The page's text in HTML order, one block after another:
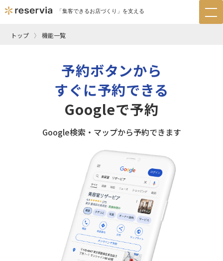
「集客できるお店づくり」を支える
トップ 機能一覧
予約ボタンから
すぐに予約できる
Googleで予約
Google検索・マップから予約できます